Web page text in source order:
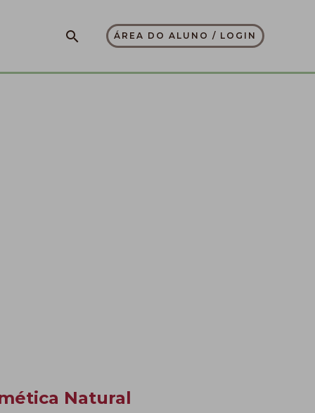
PesquisarÁREA DO ALUNO / LOGIN